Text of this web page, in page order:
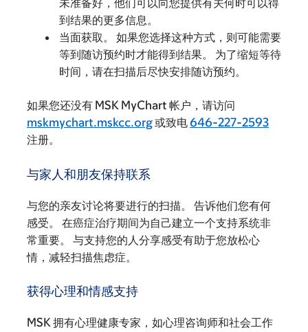
未准备好，他们可以向您提供有关何时可以得
到结果的更多信息。
当面获取。 如果您选择这种方式，则可能需要
等到随访预约时才能得到结果。 为了缩短等待
时间，请在扫描后尽快安排随访预约。
如果您还没有 MSK MyChart 帐户，请访问
mskmychart.mskcc.org或致电646-227-2593
注册。
与家人和朋友保持联系
与您的亲友讨论将要进行的扫描。 告诉他们您有何
感受。 在癌症治疗期间为自己建立一个支持系统非
常重要。 与支持您的人分享感受有助于您放松心
情，减轻扫描焦虑症。
获得心理和情感支持
MSK 拥有心理健康专家，如心理咨询师和社会工作